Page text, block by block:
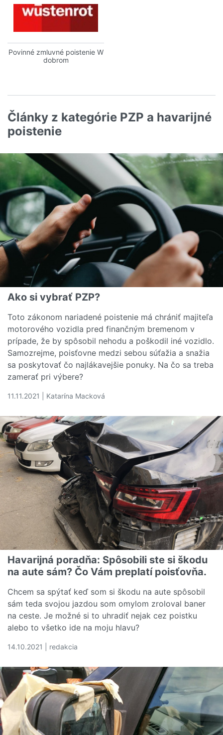
Povinné zmluvné poistenie W
dobrom
Články z kategórie PZP a havarijné
poistenie
Ako si vybrať PZP?
Toto zákonom nariadené poistenie má chrániť majiteľa
motorového vozidla pred finančným bremenom v
prípade, že by spôsobil nehodu a poškodil iné vozidlo.
Samozrejme, poisťovne medzi sebou súťažia a snažia
sa poskytovať čo najlákavejšie ponuky. Na čo sa treba
zamerať pri výbere?
11.11.2021 | Katarína Macková
Havarijná poradňa: Spôsobili ste si škodu
na aute sám? Čo Vám preplatí poisťovňa.
Chcem sa spýtať keď som si škodu na aute spôsobil
sám teda svojou jazdou som omylom zroloval baner
na ceste. Je možné si to uhradiť nejak cez poistku
alebo to všetko ide na moju hlavu?
14.10.2021 | redakcia